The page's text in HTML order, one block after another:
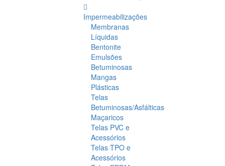
Impermeabilizações
Membranas
Líquidas
Bentonite
Emulsões
Betuminosas
Mangas
Plásticas
Telas
Betuminosas/Asfálticas
Maçaricos
Telas PVC e
Acessórios
Telas TPO e
Acessórios